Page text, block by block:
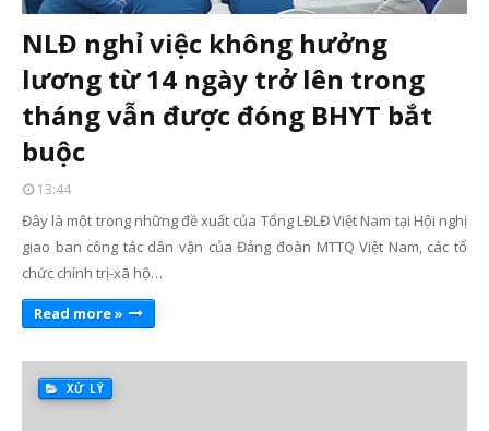
NLĐ nghỉ việc không hưởng
lương từ 14 ngày trở lên trong
tháng vẫn được đóng BHYT bắt
buộc
13:44
Đây là một trong những đề xuất của Tổng LĐLĐ Việt Nam tại Hội nghị
giao ban công tác dân vận của Đảng đoàn MTTQ Việt Nam, các tổ
chức chính trị-xã hộ…
Read more »
XỬ LÝ